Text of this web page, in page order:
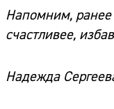
Напомним, ранее
счастливее,
Надежда